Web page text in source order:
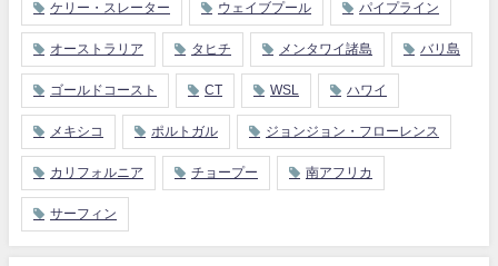
ケリー・スレーター ウェイブプール パイプライン
オーストラリア タヒチ メンタワイ諸島 バリ島
ゴールドコースト CT WSL ハワイ
メキシコ ポルトガル ジョンジョン・フローレンス
カリフォルニア チョープー 南アフリカ
サーフィン